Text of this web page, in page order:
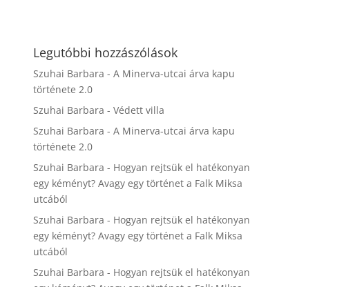
Legutóbbi hozzászólások
Szuhai Barbara - A Minerva-utcai árva kapu
története 2.0
Szuhai Barbara - Védett villa
Szuhai Barbara - A Minerva-utcai árva kapu
története 2.0
Szuhai Barbara - Hogyan rejtsük el hatékonyan
egy kéményt? Avagy egy történet a Falk Miksa
utcából
Szuhai Barbara - Hogyan rejtsük el hatékonyan
egy kéményt? Avagy egy történet a Falk Miksa
utcából
Szuhai Barbara - Hogyan rejtsük el hatékonyan